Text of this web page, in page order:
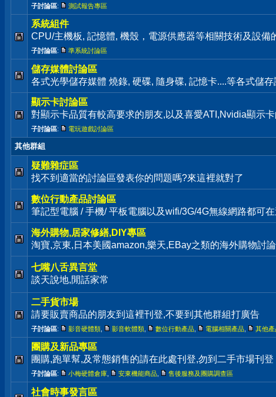
子討論區: 測試報告專區
系統組件
CPU/主機板, 記憶體, 機殼，電源供應器等相關技術及設備
子討論區: 準系統討論區
儲存媒體討論區
各式光學儲存媒體 燒錄, 硬碟, 隨身碟, 記憶卡....等各式儲
顯示卡討論區
對顯示卡品質有較高要求的朋友,以及喜愛ATI,Nvidia顯示
子討論區: 電玩遊戲討論區
其他群組
疑難雜症區
找不到適當的討論區發表你的問題嗎?來這裡就對了
數位行動產品討論區
筆記型電腦 / 手機/ 平板電腦以及wifi/3G/4G無線網路都可
海外購物,居家修繕,DIY專區
淘寶,京東,日本美國amazon,樂天,EBay之類的海外購物討
七嘴八舌異言堂
談天說地,閒話家常
二手貨市場
請要販賣商品的朋友到這裡刊登,不要到其他群組打廣告
子討論區: 影音硬體類 影音軟體類 數位行動產品 電腦相關產品 其他產
團購及新品專區
團購,跑單幫,及常態銷售的請在此處刊登,勿到二手市場刊登
子討論區: 小梅硬體倉庫 安東機能商品 售後服務及團購調查區
社會時事發言區